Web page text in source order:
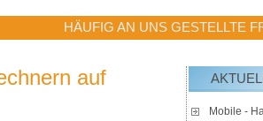
HÄUFIG AN UNS GESTELLTE
auf
Mobile -